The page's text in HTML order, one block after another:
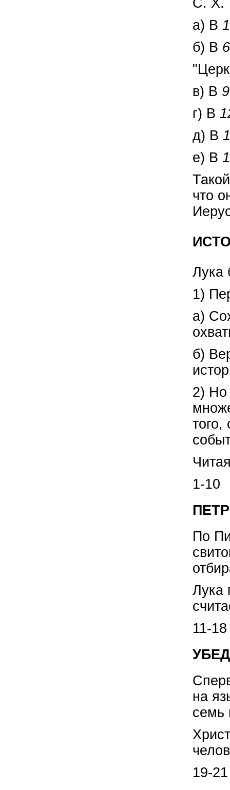
а) В
б) В
в) В
г) В
д) В
е) В
что
Лука
1)
а)
б)
2) Но
1-10
По
Лука
11-18
на
семь
19-21